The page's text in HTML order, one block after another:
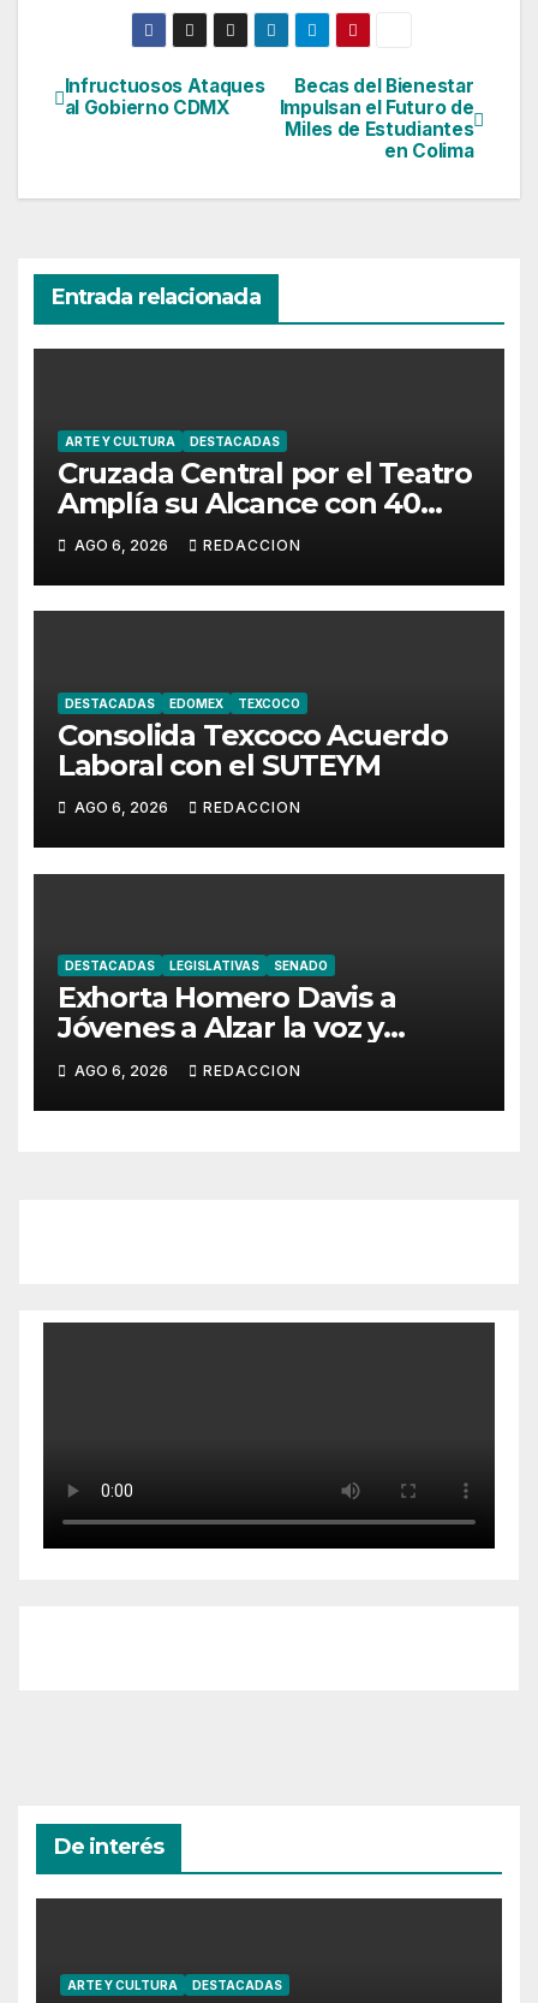
Navegación
entradas
Becas del Bienestar
Impulsan el Futuro de
Miles de Estudiantes
en Colima
Infructuosos Ataques
al Gobierno CDMX
Entrada relacionada
ARTE Y CULTURA DESTACADAS
Cruzada Central por el Teatro
Amplía su Alcance con 40
Días de Actividades
AGO 6, 2026 REDACCION
DESTACADAS EDOMEX TEXCOCO
Consolida Texcoco Acuerdo
Laboral con el SUTEYM
AGO 6, 2026 REDACCION
DESTACADAS LEGISLATIVAS SENADO
Exhorta Homero Davis a
Jóvenes a Alzar la voz y
Participar en México
AGO 6, 2026 REDACCION
De interés
ARTE Y CULTURA DESTACADAS